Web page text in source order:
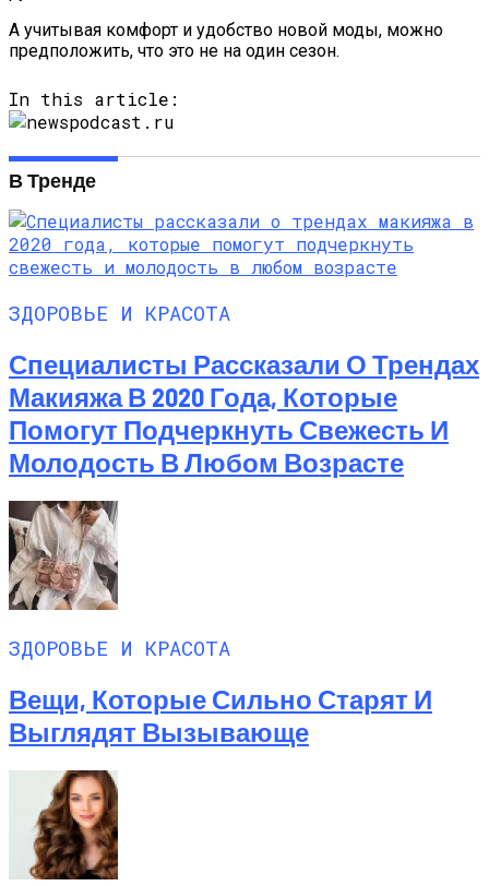
А учитывая комфорт и удобство новой моды, можно
предположить, что это не на один сезон.
In this article:
В Тренде
ЗДОРОВЬЕ И КРАСОТА
Специалисты Рассказали О Трендах
Макияжа В 2020 Года, Которые
Помогут Подчеркнуть Свежесть И
Молодость В Любом Возрасте
ЗДОРОВЬЕ И КРАСОТА
Вещи, Которые Сильно Старят И
Выглядят Вызывающе